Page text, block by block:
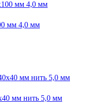
мм 4,0 мм
мм нить 5,0 мм